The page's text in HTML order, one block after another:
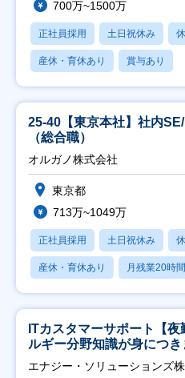
700万~1500万
正社員採用 土日祝休み
産休・育休あり 賞与あり
25-40【東京本社】社内
（総合職）
オルガノ株式会社
東京都
713万~1049万
正社員採用 土日祝休み
産休・育休あり 月残業20時
ITカスタマーサポート【
ルギー分野知識が身につき
エナジー・ソリューションズ